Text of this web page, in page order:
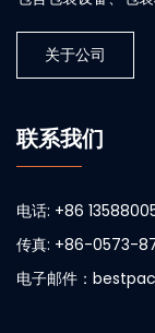
关于公司
联系我们
电话: +86
传真: +86-0573-
电子邮件：